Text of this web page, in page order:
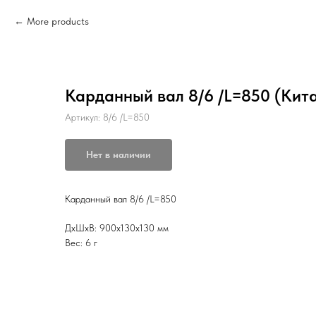
More products
Карданный вал 8/6 /L=850
Артикул: 8/6 /L=850
Нет в наличии
Карданный вал 8/6 /L=850
ДxШxВ: 900x130x130 мм
Вес: 6 г